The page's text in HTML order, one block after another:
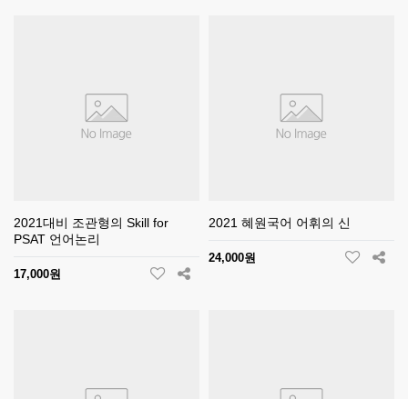
2021대비 조관형의 Skill for
PSAT 언어논리
17,000원
2021 혜원국어 어휘의 신
24,000원